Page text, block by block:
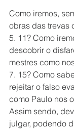
Como iremos,
obras das trevas
5. 11? Como
descobrir o
mestres como
7. 15? Como
rejeitar o falso
como Paulo nos
Assim sendo,
julgar, podendo